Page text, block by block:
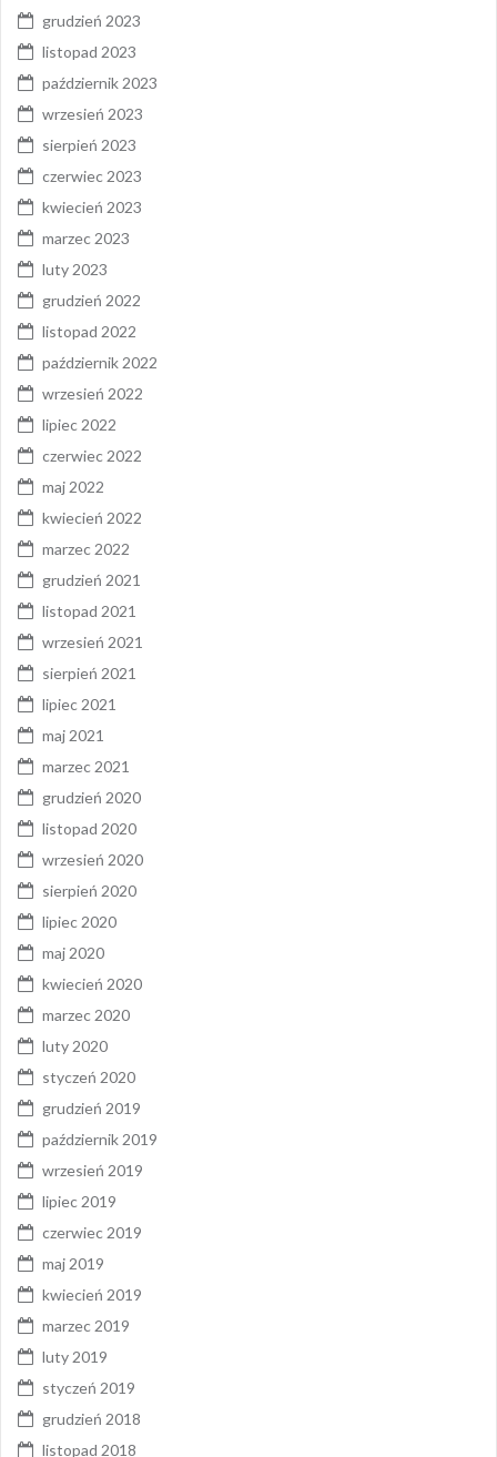
grudzień 2023
listopad 2023
październik 2023
wrzesień 2023
sierpień 2023
czerwiec 2023
kwiecień 2023
marzec 2023
luty 2023
grudzień 2022
listopad 2022
październik 2022
wrzesień 2022
lipiec 2022
czerwiec 2022
maj 2022
kwiecień 2022
marzec 2022
grudzień 2021
listopad 2021
wrzesień 2021
sierpień 2021
lipiec 2021
maj 2021
marzec 2021
grudzień 2020
listopad 2020
wrzesień 2020
sierpień 2020
lipiec 2020
maj 2020
kwiecień 2020
marzec 2020
luty 2020
styczeń 2020
grudzień 2019
październik 2019
wrzesień 2019
lipiec 2019
czerwiec 2019
maj 2019
kwiecień 2019
marzec 2019
luty 2019
styczeń 2019
grudzień 2018
listopad 2018